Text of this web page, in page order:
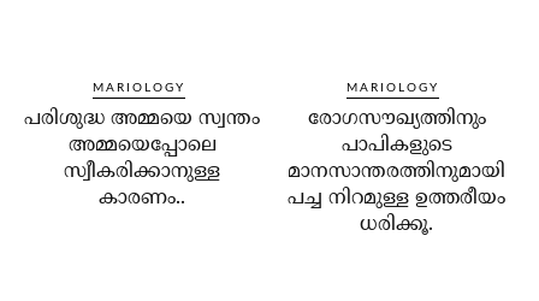
MARIOLOGY
പരിശുദ്ധ അമ്മയെ സ്വന്തം
അമ്മയെപ്പോലെ
സ്വീകരിക്കാനുള്ള
കാരണം..
MARIOLOGY
രോഗസൗഖ്യത്തിനും
പാപികളുടെ
മാനസാന്തരത്തിനുമായി
പച്ച നിറമുള്ള ഉത്തരീയം
ധരിക്കൂ.